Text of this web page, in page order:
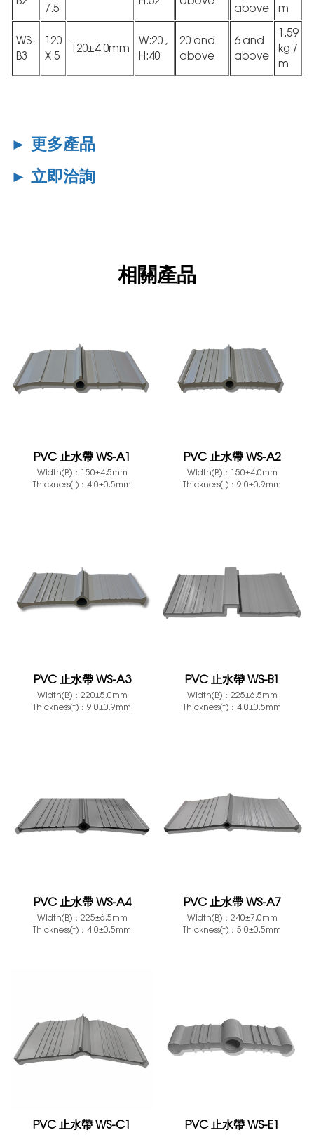
7.5 above m
WS-
B3
120
X 5
120±4.0mm
W:20 ,
H:40
20 and
above
6 and
above
1.59
kg /
m
► 更多產品
► 立即洽詢
相關產品
PVC 止水帶 WS-A1
Width(B)：150±4.5mm
Thickness(t)：4.0±0.5mm
PVC 止水帶 WS-A2
Width(B)：150±4.0mm
Thickness(t)：9.0±0.9mm
PVC 止水帶 WS-A3
Width(B)：220±5.0mm
Thickness(t)：9.0±0.9mm
PVC 止水帶 WS-B1
Width(B)：225±6.5mm
Thickness(t)：4.0±0.5mm
PVC 止水帶 WS-A4
Width(B)：225±6.5mm
Thickness(t)：4.0±0.5mm
PVC 止水帶 WS-A7
Width(B)：240±7.0mm
Thickness(t)：5.0±0.5mm
PVC 止水帶 WS-C1 PVC 止水帶 WS-E1